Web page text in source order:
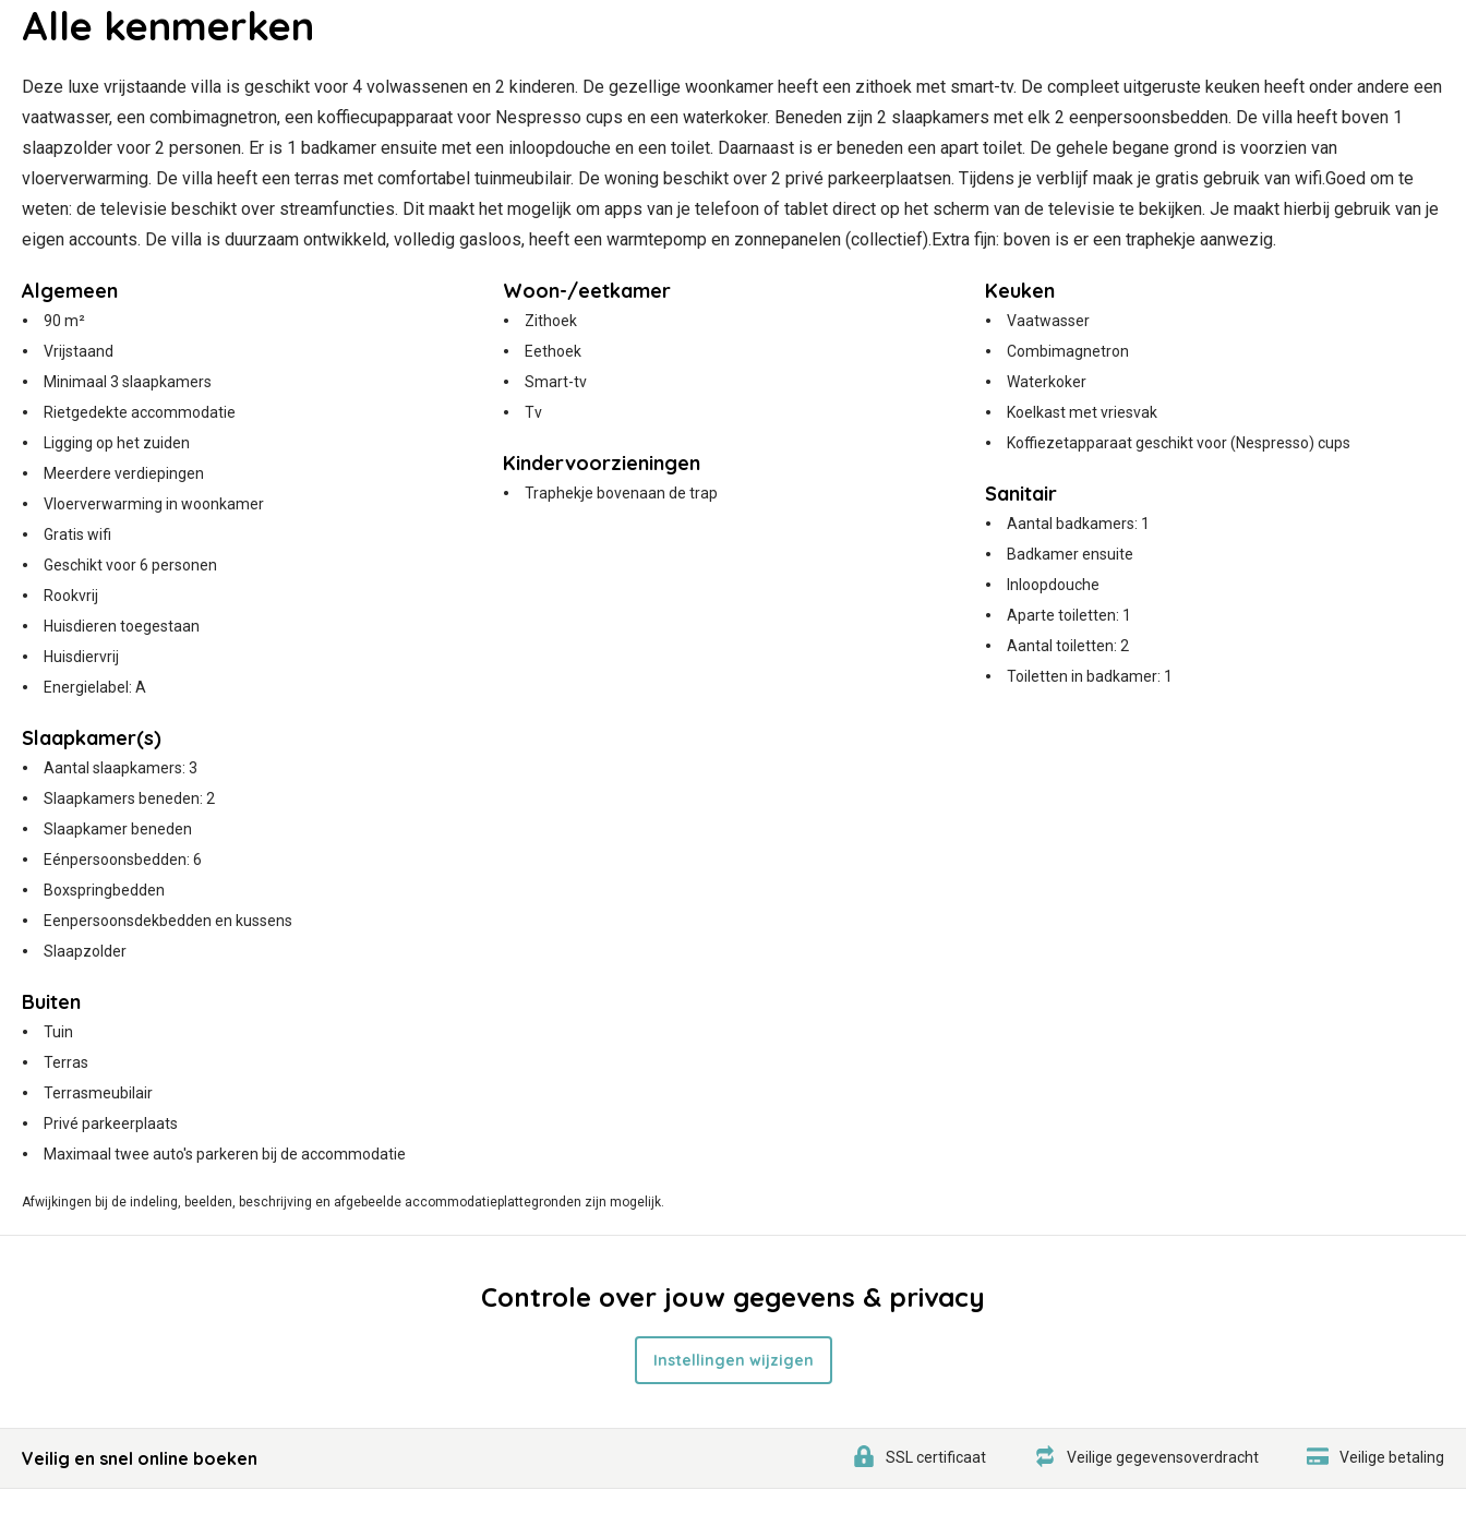
Alle kenmerken
Deze luxe vrijstaande villa is geschikt voor 4 volwassenen en 2 kinderen. De gezellige woonkamer heeft een zithoek met smart-tv. De compleet uitgeruste keuken heeft onder andere een
vaatwasser, een combimagnetron, een koffiecupapparaat voor Nespresso cups en een waterkoker. Beneden zijn 2 slaapkamers met elk 2 eenpersoonsbedden. De villa heeft boven 1
slaapzolder voor 2 personen. Er is 1 badkamer ensuite met een inloopdouche en een toilet. Daarnaast is er beneden een apart toilet. De gehele begane grond is voorzien van
vloerverwarming. De villa heeft een terras met comfortabel tuinmeubilair. De woning beschikt over 2 privé parkeerplaatsen. Tijdens je verblijf maak je gratis gebruik van wifi.Goed om te
weten: de televisie beschikt over streamfuncties. Dit maakt het mogelijk om apps van je telefoon of tablet direct op het scherm van de televisie te bekijken. Je maakt hierbij gebruik van je
eigen accounts. De villa is duurzaam ontwikkeld, volledig gasloos, heeft een warmtepomp en zonnepanelen (collectief).Extra fijn: boven is er een traphekje aanwezig.
Algemeen
90 m²
Vrijstaand
Minimaal 3 slaapkamers
Rietgedekte accommodatie
Ligging op het zuiden
Meerdere verdiepingen
Vloerverwarming in woonkamer
Gratis wifi
Geschikt voor 6 personen
Rookvrij
Huisdieren toegestaan
Huisdiervrij
Energielabel: A
Slaapkamer(s)
Aantal slaapkamers: 3
Slaapkamers beneden: 2
Slaapkamer beneden
Eénpersoonsbedden: 6
Boxspringbedden
Eenpersoonsdekbedden en kussens
Slaapzolder
Buiten
Tuin
Terras
Terrasmeubilair
Privé parkeerplaats
Maximaal twee auto's parkeren bij de accommodatie
Woon-/eetkamer
Zithoek
Eethoek
Smart-tv
Tv
Kindervoorzieningen
Traphekje bovenaan de trap
Keuken
Vaatwasser
Combimagnetron
Waterkoker
Koelkast met vriesvak
Koffiezetapparaat geschikt voor (Nespresso) cups
Sanitair
Aantal badkamers: 1
Badkamer ensuite
Inloopdouche
Aparte toiletten: 1
Aantal toiletten: 2
Toiletten in badkamer: 1
Afwijkingen bij de indeling, beelden, beschrijving en afgebeelde accommodatieplattegronden zijn mogelijk.
Controle over jouw gegevens & privacy
Instellingen wijzigen
Veilig en snel online boeken SSL certificaat Veilige gegevensoverdracht Veilige betaling